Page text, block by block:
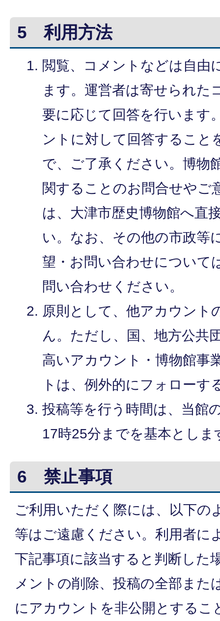
5 利用方法
閲覧、コメントなどは自由
ます。運営者は寄せられた
要に応じて回答を行います
ントに対して回答すること
で、ご了承ください。博物
関することのお問合せやご
は、大津市歴史博物館へ直
い。なお、その他の市政等
望・お問い合わせについて
問い合わせください。
原則として、他アカウント
ん。ただし、国、地方公共
高いアカウント・博物館事
トは、例外的にフォローす
投稿等を行う時間は、当館
17時25分までを基本としま
6 禁止事項
ご利用いただく際には、以下の
等はご遠慮ください。利用者に
下記事項に該当すると判断した
メントの削除、投稿の全部また
にアカウントを非公開とするこ